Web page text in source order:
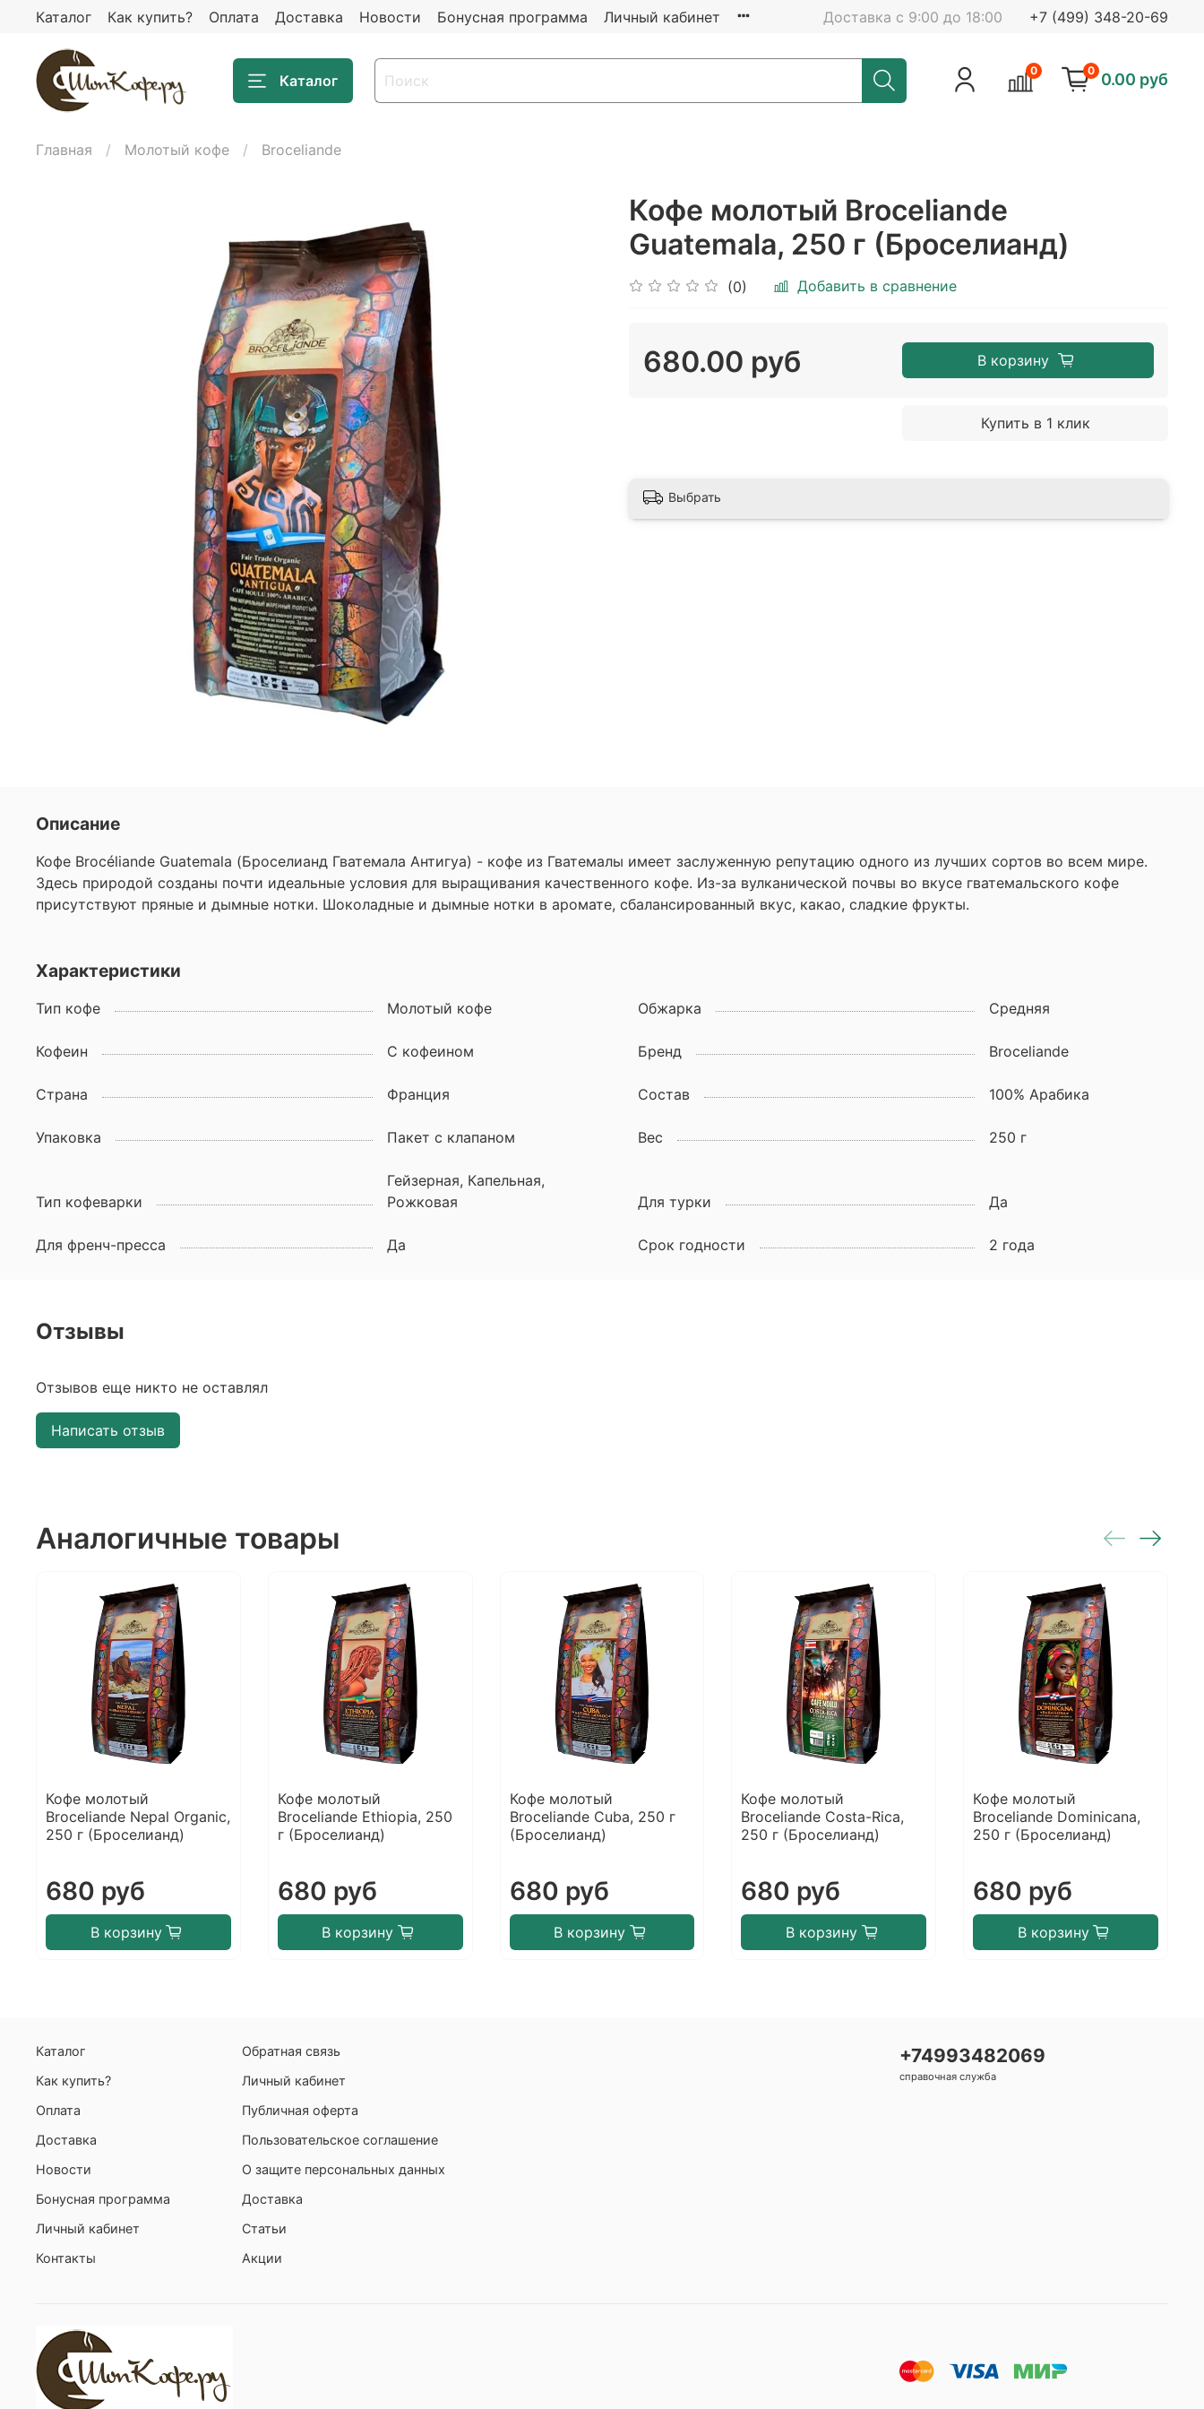
Каталог Как купить? Оплата Доставка Новости Бонусная программа Личный кабинет Доставка с 9:00 до 18:00 +7 (499) 348-20-69
Каталог
0 0 0.00 руб
Главная Молотый кофе Broceliande
Кофе молотый Broceliande
Guatemala, 250 г (Броселианд)
(0) Добавить в сравнение
680.00 руб В корзину
Купить в 1 клик
Выбрать
Описание
Кофе Brocéliande Guatemala (Броселианд Гватемала Антигуа) - кофе из Гватемалы имеет заслуженную репутацию одного из лучших сортов во всем мире.
Здесь природой созданы почти идеальные условия для выращивания качественного кофе. Из-за вулканической почвы во вкусе гватемальского кофе
присутствуют пряные и дымные нотки. Шоколадные и дымные нотки в аромате, сбалансированный вкус, какао, сладкие фрукты.
Характеристики
Тип кофе Молотый кофе Обжарка Средняя
Кофеин С кофеином Бренд Broceliande
Страна Франция Состав 100% Арабика
Упаковка Пакет с клапаном Вес 250 г
Тип кофеварки
Гейзерная, Капельная,
Рожковая
Для турки Да
Для френч-пресса Да Срок годности 2 года
Отзывы
Отзывов еще никто не оставлял
Написать отзыв
Аналогичные товары
Кофе молотый
Broceliande Nepal Organic,
250 г (Броселианд)
680 руб
В корзину
Кофе молотый
Broceliande Ethiopia, 250
г (Броселианд)
680 руб
В корзину
Кофе молотый
Broceliande Cuba, 250 г
(Броселианд)
680 руб
В корзину
Кофе молотый
Broceliande Costa-Rica,
250 г (Броселианд)
680 руб
В корзину
Кофе молотый
Broceliande Dominicana,
250 г (Броселианд)
680 руб
В корзину
Каталог
Как купить?
Оплата
Доставка
Новости
Бонусная программа
Личный кабинет
Контакты
Обратная связь
Личный кабинет
Публичная оферта
Пользовательское соглашение
О защите персональных данных
Доставка
Статьи
Акции
+74993482069
справочная служба